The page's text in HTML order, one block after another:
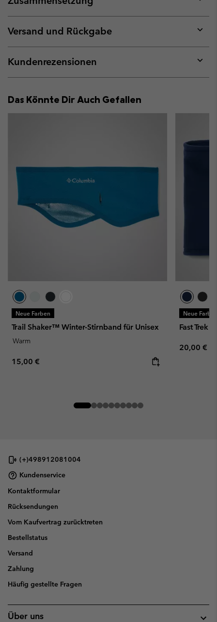
or
Versand und Rückgabe
or
Kundenrezensionen
or
Das Könnte Dir Auch Gefallen
Neue Farben
Trail Shaker™ Winter-Stirnband für Unisex
Warm
Regular price:
15,00 €
Neue
Fast Trek
Regular
20,00 €
(+)498912081004
Kundenservice
Kontaktformular
Rücksendungen
Vom Kaufvertrag zurücktreten
Bestellstatus
Versand
Zahlung
Häufig gestellte Fragen
Über uns